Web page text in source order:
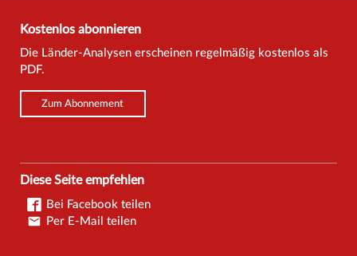
Kostenlos abonnieren
Die Länder-Analysen erscheinen regelmäßig kostenlos als
PDF.
Zum Abonnement
Diese Seite empfehlen
Bei Facebook teilen
Per E-Mail teilen